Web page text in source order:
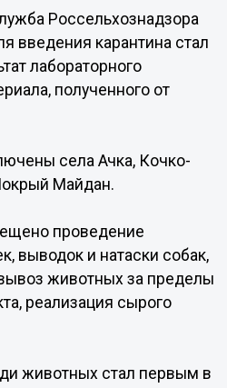
Россельхознадзора
введения карантина стал
лабораторного
полученного от
села Ачка, Кочко-
Майдан.
проведение
выводок и натаски собак,
животных за пределы
реализация сырого
животных стал первым в